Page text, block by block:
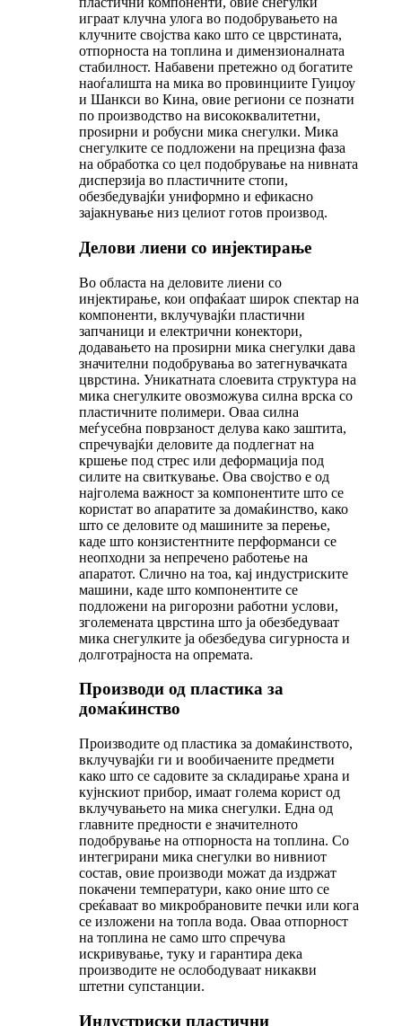
играат клучна улога во подобрувањето на
клучните својства како што се цврстината,
отпорноста на топлина и димензионалната
стабилност. Набавени претежно од богатите
наоѓалишта на мика во провинциите Гуиџоу
и Шанкси во Кина, овие региони се познати
по производство на висококвалитетни,
проѕирни и робусни мика снегулки. Мика
снегулките се подложени на прецизна фаза
на обработка со цел подобрување на нивната
дисперзија во пластичните стопи,
обезбедувајќи униформно и ефикасно
зајакнување низ целиот готов производ.
Делови лиени со инјектирање
Во областа на деловите лиени со
инјектирање, кои опфаќаат широк спектар на
компоненти, вклучувајќи пластични
запчаници и електрични конектори,
додавањето на проѕирни мика снегулки дава
значителни подобрувања во затегнувачката
цврстина. Уникатната слоевита структура на
мика снегулките овозможува силна врска со
пластичните полимери. Оваа силна
меѓусебна поврзаност делува како заштита,
спречувајќи деловите да подлегнат на
кршење под стрес или деформација под
силите на свиткување. Ова својство е од
најголема важност за компонентите што се
користат во апаратите за домаќинство, како
што се деловите од машините за перење,
каде што конзистентните перформанси се
неопходни за непречено работење на
апаратот. Слично на тоа, кај индустриските
машини, каде што компонентите се
подложени на ригорозни работни услови,
зголемената цврстина што ја обезбедуваат
мика снегулките ја обезбедува сигурноста и
долготрајноста на опремата.
Производи од пластика за
домаќинство
Производите од пластика за домаќинството,
вклучувајќи ги и вообичаените предмети
како што се садовите за складирање храна и
кујнскиот прибор, имаат голема корист од
вклучувањето на мика снегулки. Една од
главните предности е значителното
подобрување на отпорноста на топлина. Со
интегрирани мика снегулки во нивниот
состав, овие производи можат да издржат
покачени температури, како оние што се
среќаваат во микробрановите печки или кога
се изложени на топла вода. Оваа отпорност
на топлина не само што спречува
искривување, туку и гарантира дека
производите не ослободуваат никакви
штетни супстанции.
Индустриски пластични